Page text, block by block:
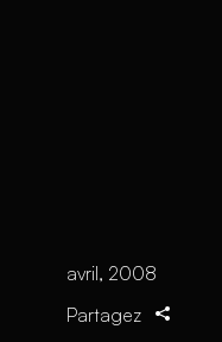
avril, 2008
Partagez